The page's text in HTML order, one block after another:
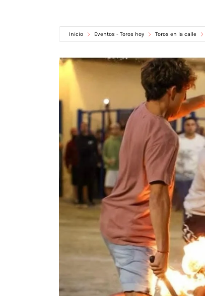
Inicio Eventos - Toros hoy Toros en la calle